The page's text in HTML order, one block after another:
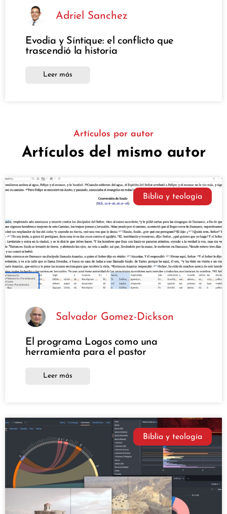
Adriel Sanchez
Evodia y Síntique: el conflicto que
trascendió la historia
Leer más
Artículos por autor
Artículos del mismo autor
Biblia y teología
Salvador Gomez-Dickson
El programa Logos como una
herramienta para el pastor
Leer más
Biblia y teología